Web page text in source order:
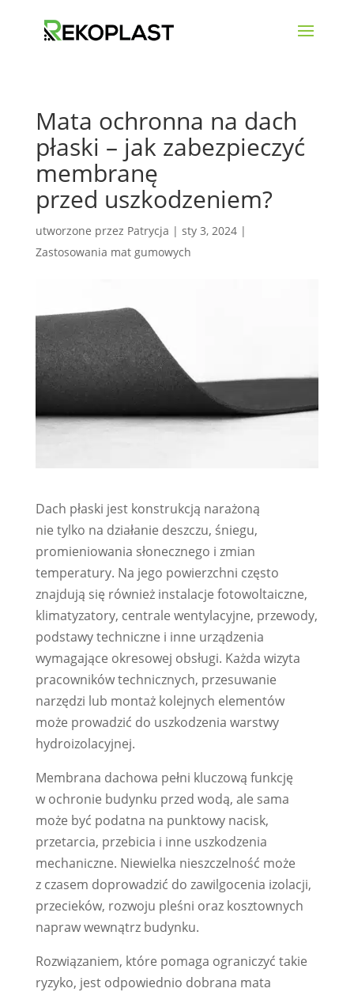
Mata ochronna na dach
płaski – jak zabezpieczyć
membranę
przed uszkodzeniem?
utworzone przez Patrycja | sty 3, 2024|
Zastosowania mat gumowych
Dach płaski jest konstrukcją narażoną
nie tylko na działanie deszczu, śniegu,
promieniowania słonecznego i zmian
temperatury. Na jego powierzchni często
znajdują się również instalacje fotowoltaiczne,
klimatyzatory, centrale wentylacyjne, przewody,
podstawy techniczne i inne urządzenia
wymagające okresowej obsługi. Każda wizyta
pracowników technicznych, przesuwanie
narzędzi lub montaż kolejnych elementów
może prowadzić do uszkodzenia warstwy
hydroizolacyjnej.
Membrana dachowa pełni kluczową funkcję
w ochronie budynku przed wodą, ale sama
może być podatna na punktowy nacisk,
przetarcia, przebicia i inne uszkodzenia
mechaniczne. Niewielka nieszczelność może
z czasem doprowadzić do zawilgocenia izolacji,
przecieków, rozwoju pleśni oraz kosztownych
napraw wewnątrz budynku.
Rozwiązaniem, które pomaga ograniczyć takie
ryzyko, jest odpowiednio dobrana mata